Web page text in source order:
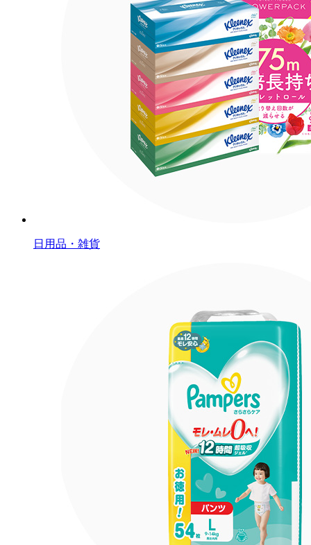
日用品・雑貨